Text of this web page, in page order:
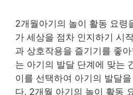
2개월아기의 놀이 활동 요령
가 세상을 점차 인지하기 시
과 상호작용을 즐기기를 좋
는 아기의 발달 단계에 맞는
이를 선택하여 아기의 발달
다. 2개월 아기의 놀이 활동